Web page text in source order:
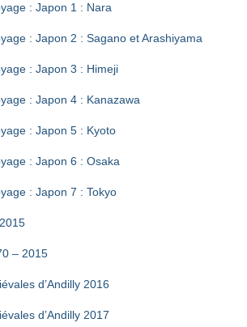
: Japon 1 : Nara
: Japon 2 : Sagano et Arashiyama
: Japon 3 : Himeji
: Japon 4 : Kanazawa
: Japon 5 : Kyoto
: Japon 6 : Osaka
: Japon 7 : Tokyo
– 2015
d’Andilly 2016
d’Andilly 2017